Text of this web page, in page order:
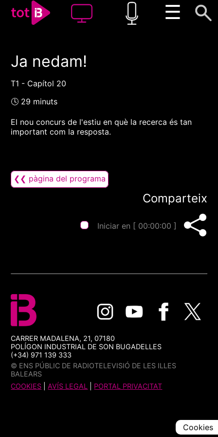
☰
00:00 00:00
Ja nedam!
T1 - Capítol 20
🕓 29 minuts
El nou concurs de l'estiu en què la recerca és tan
important com la resposta.
❮❮ pàgina del programa
Comparteix
Iniciar en [ 00:00:00 ]
CARRER MADALENA, 21, 07180
POLÍGON INDUSTRIAL DE SON BUGADELLES
(+34) 971 139 333
© ENS PÚBLIC DE RADIOTELEVISIÓ DE LES ILLES
BALEARS
COOKIES |AVÍS LEGAL PORTAL PRIVACITAT
Cookies